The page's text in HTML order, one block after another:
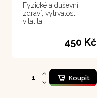
Fyzické a duševní
zdraví, vytrvalost,
vitalita
450 Kč
Koupit